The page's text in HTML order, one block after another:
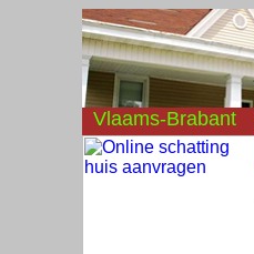
Vlaams-Brabant